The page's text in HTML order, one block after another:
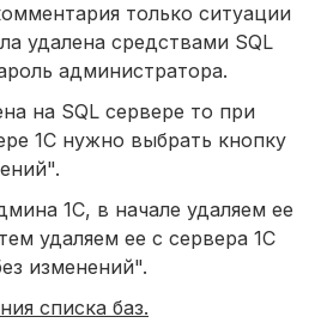
только ситуации
удалена средствами SQL
администратора.
на SQL сервере то при
1С нужно выбрать кнопку
1С, в начале удаляем ее
удаляем ее с сервера 1С
изменений".
списка баз.